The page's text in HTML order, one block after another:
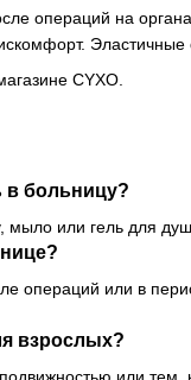
операций на
CYXO.
в больницу?
или гель для
операций или в
взрослых?